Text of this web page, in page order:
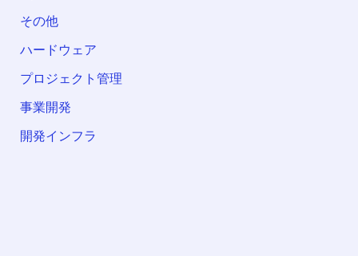
その他
ハードウェア
プロジェクト管理
事業開発
開発インフラ